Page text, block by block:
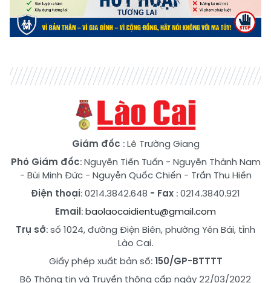
Giám đốc : Lê Trường Giang
Phó Giám đốc:Nguyễn Tiến Tuấn - Nguyễn Thành Nam
- Bùi Minh Đức- Nguyễn Quốc Chiến - Trần Thu Hiền
Điện thoại: 0214.3842.648 - Fax : 0214.3840.921
Email:baolaocaidientu@gmail.com
Trụ sở: số 1024, đường Điện Biên, phường Yên Bái, tỉnh
Lào Cai.
Giấy phép xuất bản số:150/GP-BTTTT
Bộ Thông tin và Truyền thông cấp ngày 22/03/2022